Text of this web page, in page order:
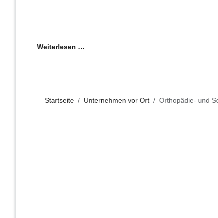
Weiterlesen …
Startseite Unternehmen vor Ort Orthopädie- und